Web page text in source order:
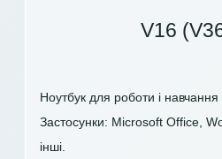
V16
Ноутбук для роботи і навчання
Застосунки: Microsoft Office,
інші.